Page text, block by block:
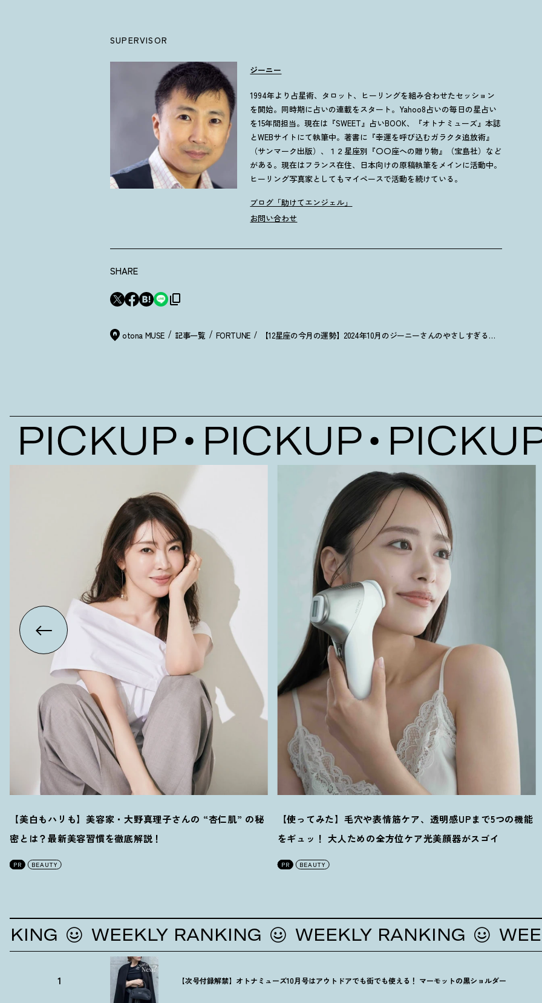
SUPERVISOR
ジーニー
1994年より占星術、タロット、ヒーリングを組み合わせたセッション
を開始。同時期に占いの連載をスタート。Yahoo8占いの毎日の星占い
を15年間担当。現在は『SWEET』占いBOOK、『オトナミューズ』本誌
とWEBサイトにて執筆中。著書に『幸運を呼び込むガラクタ追放術』
（サンマーク出版）、１２星座別『〇〇座への贈り物』（宝島社）など
がある。現在はフランス在住、日本向けの原稿執筆をメインに活動中。
ヒーリング写真家としてもマイペースで活動を続けている。
ブログ「助けてエンジェル」
お問い合わせ
SHARE
otona MUSE 記事一覧 FORTUNE 【12星座の今月の運勢】2024年10月のジーニーさんのやさしすぎる星占い
PICKUP PICKUP
【美白もハリも】美容家・大野真理子さんの “杏仁肌” の秘
密とは？最新美容習慣を徹底解説 ！
PR BEAUTY
【使ってみた】毛穴や表情筋ケア、透明感UPまで5つの機能
をギュッ ！ 大人ための全方位ケア光美顔器がスゴイ
PR BEAUTY
WEEKLY RANKING WEEKLY RANKING
1 【次号付録解禁】オトナミューズ10月号はアウトドアでも街でも使える ！ マーモットの黒ショルダー